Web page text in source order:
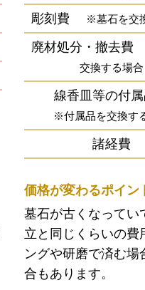
彫刻費
※墓石を交
廃材処分・撤去費
交換する場合
線香皿等の付
※付属品を交換す
諸経費
価格が変わるポイン
墓石が古くなってい
立と同じくらいの費
ングや研磨で済む
合もあります。